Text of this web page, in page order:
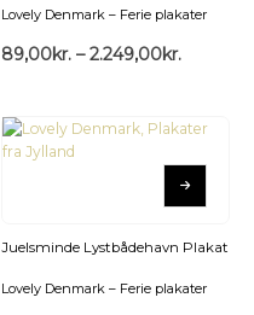
Lovely Denmark – Ferie plakater
89,00kr. – 2.249,00kr.
Juelsminde Lystbådehavn Plakat
Lovely Denmark – Ferie plakater